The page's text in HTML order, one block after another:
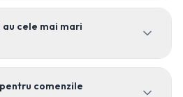
cele mai mari
comenzile